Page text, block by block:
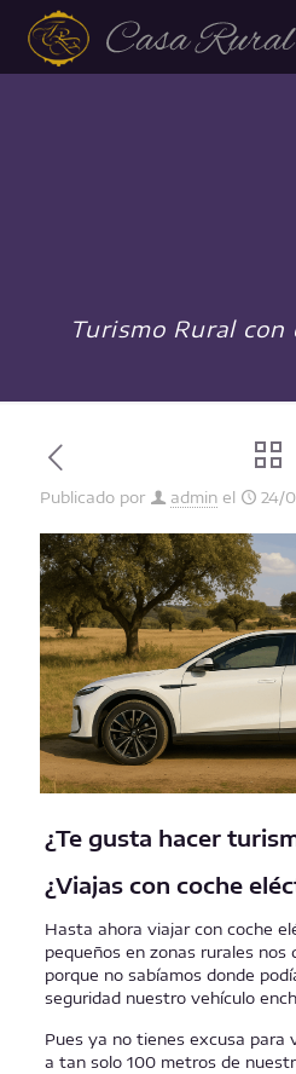
Turismo Rural
Publicado por admin el 24/
¿Te gusta hacer
¿Viajas con coche
Hasta ahora viajar con coche
pequeños en zonas rurales nos
porque no sabíamos donde
seguridad nuestro vehículo
Pues ya no tienes excusa para
a tan solo 100 metros de